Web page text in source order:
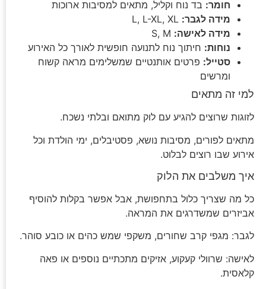
חומר: בד נוח וקליל, מתאים למסיבות ארוכות
מידה לגבר:
מידה לאישה:
נוחות: חיתוך נוח לתנועה חופשית לאורך כל האירוע
סטייל: פרטים אותנטיים שמשלימים מראה קשוח
ומרשים
למי זה מתאים
לזוגות שרוצים להגיע עם לוק מתואם ובלתי נשכח.
מתאים לפורים, מסיבות נושא, פסטיבלים, ימי הולדת וכל
אירוע שבו רוצים לבלוט.
איך משלבים את הלוק
כל מה שצריך כלול בתחפושת, אבל אפשר בקלות להוסיף
אביזרים שמשדרגים את המראה.
לגבר: מגפי קרב שחורים, משקפי שמש כהים או כובע סוהר.
לאישה: שרוולי קעקוע, אזיקים מתכתיים נוספים או פאה
קלאסית.